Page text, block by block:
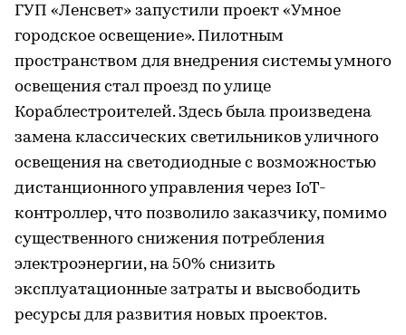
ГУП «Ленсвет» запустили проект «Умное
городское освещение». Пилотным
пространством для внедрения системы умного
освещения стал проезд по улице
Кораблестроителей. Здесь была произведена
замена классических светильников уличного
освещения на светодиодные с возможностью
дистанционного управления через IoT-
контроллер, что позволило заказчику, помимо
существенного снижения потребления
электроэнергии, на 50% снизить
эксплуатационные затраты и высвободить
ресурсы для развития новых проектов.